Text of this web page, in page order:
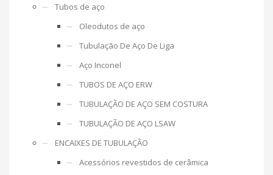
Tubos de aço
Oleodutos de aço
Tubulação De Aço De Liga
Aço Inconel
TUBOS DE AÇO ERW
TUBULAÇÃO DE AÇO SEM COSTURA
TUBULAÇÃO DE AÇO LSAW
ENCAIXES DE TUBULAÇÃO
Acessórios revestidos de cerâmica